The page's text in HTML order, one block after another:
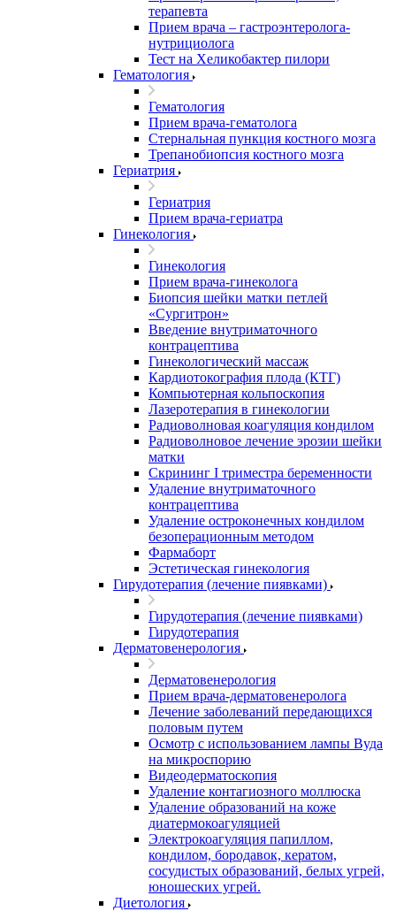
терапевта
Прием врача – гастроэнтеролога-
нутрициолога
Тест на Хеликобактер пилори
Гематология
Гематология
Прием врача-гематолога
Стернальная пункция костного мозга
Трепанобиопсия костного мозга
Гериатрия
Гериатрия
Прием врача-гериатра
Гинекология
Гинекология
Прием врача-гинеколога
Биопсия шейки матки петлей
«Сургитрон»
Введение внутриматочного
контрацептива
Гинекологический массаж
Кардиотокография плода (КТГ)
Компьютерная кольпоскопия
Лазеротерапия в гинекологии
Радиоволновая коагуляция кондилом
Радиоволновое лечение эрозии шейки
матки
Скрининг I триместра беременности
Удаление внутриматочного
контрацептива
Удаление остроконечных кондилом
безоперационным методом
Фармаборт
Эстетическая гинекология
Гирудотерапия (лечение пиявками)
Гирудотерапия (лечение пиявками)
Гирудотерапия
Дерматовенерология
Дерматовенерология
Прием врача-дерматовенеролога
Лечение заболеваний передающихся
половым путем
Осмотр с использованием лампы Вуда
на микроспорию
Видеодерматоскопия
Удаление контагиозного моллюска
Удаление образований на коже
диатермокоагуляцией
Электрокоагуляция папиллом,
кондилом, бородавок, кератом,
сосудистых образований, белых угрей,
юношеских угрей.
Диетология